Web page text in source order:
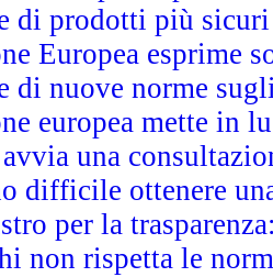
di prodotti più
Europea esprime
di nuove norme
europea mette in
una
difficile ottenere
per la
non rispetta le